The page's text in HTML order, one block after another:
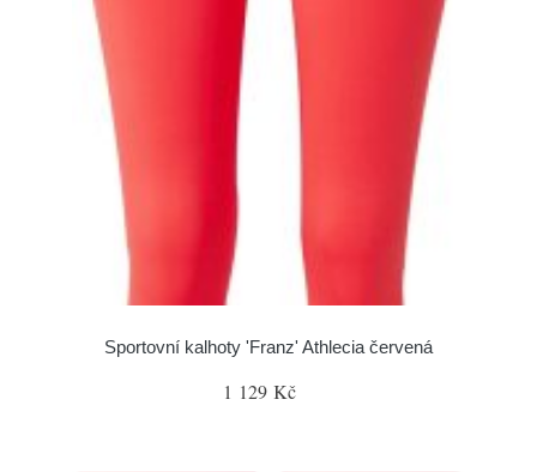
Sportovní kalhoty 'Franz' Athlecia červená
1 129 Kč